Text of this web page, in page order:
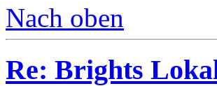
Nach oben
Re: Brights